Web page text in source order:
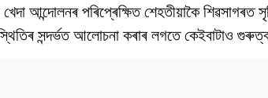
আন্দোলনৰ পৰিপ্ৰেক্ষিত শেহতীয়াকৈ
সন্দৰ্ভত আলোচনা কৰাৰ লগতে কেইবাটাও